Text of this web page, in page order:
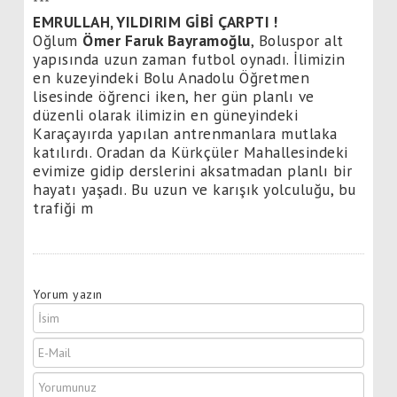
EMRULLAH, YILDIRIM GİBİ ÇARPTI !
Oğlum Ömer Faruk Bayramoğlu, Boluspor alt
yapısında uzun zaman futbol oynadı. İlimizin
en kuzeyindeki Bolu Anadolu Öğretmen
lisesinde öğrenci iken, her gün planlı ve
düzenli olarak ilimizin en güneyindeki
Karaçayırda yapılan antrenmanlara mutlaka
katılırdı. Oradan da Kürkçüler Mahallesindeki
evimize gidip derslerini aksatmadan planlı bir
hayatı yaşadı. Bu uzun ve karışık yolculuğu, bu
trafiği m
Yorum yazın